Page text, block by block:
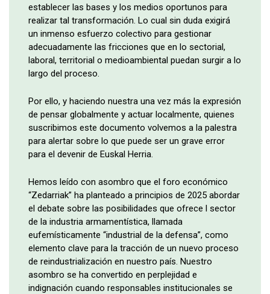
establecer las bases y los medios oportunos para
realizar tal transformación. Lo cual sin duda exigirá
un inmenso esfuerzo colectivo para gestionar
adecuadamente las fricciones que en lo sectorial,
laboral, territorial o medioambiental puedan surgir a lo
largo del proceso.
Por ello, y haciendo nuestra una vez más la expresión
de pensar globalmente y actuar localmente, quienes
suscribimos este documento volvemos a la palestra
para alertar sobre lo que puede ser un grave error
para el devenir de Euskal Herria.
Hemos leído con asombro que el foro económico
“Zedarriak” ha planteado a principios de 2025 abordar
el debate sobre las posibilidades que ofrece l sector
de la industria armamentística, llamada
eufemísticamente “industrial de la defensa”, como
elemento clave para la tracción de un nuevo proceso
de reindustrialización en nuestro país. Nuestro
asombro se ha convertido en perplejidad e
indignación cuando responsables institucionales se